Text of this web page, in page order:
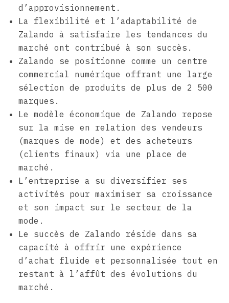
d’approvisionnement.
La flexibilité et l’adaptabilité de
Zalando à satisfaire les tendances du
marché ont contribué à son succès.
Zalando se positionne comme un centre
commercial numérique offrant une large
sélection de produits de plus de 2 500
marques.
Le modèle économique de Zalando repose
sur la mise en relation des vendeurs
(marques de mode) et des acheteurs
(clients finaux) via une place de
marché.
L’entreprise a su diversifier ses
activités pour maximiser sa croissance
et son impact sur le secteur de la
mode.
Le succès de Zalando réside dans sa
capacité à offrir une expérience
d’achat fluide et personnalisée tout en
restant à l’affût des évolutions du
marché.